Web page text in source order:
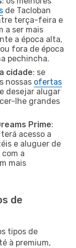
de Tacloban
terça-feira e
a ser mais
a época alta,
fora de época
pechincha.
cidade: se
nossas ofertas
desejar alugar
lhe grandes
Prime:
acesso a
e aluguer de
a
mais
de
tipos de
à premium,